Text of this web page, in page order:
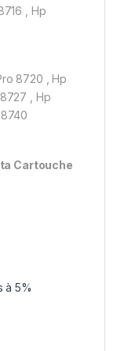
, Hp
8720 , Hp
, Hp
Cartouche
à 5%